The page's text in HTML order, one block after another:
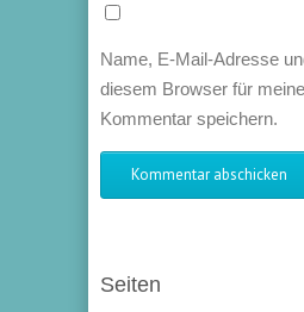
Name, E-Mail-Adresse
diesem Browser für
Kommentar speichern.
Seiten